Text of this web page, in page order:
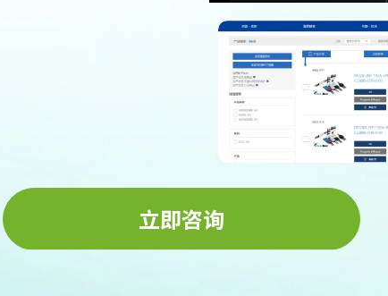
本系列的产品
(规格，图纸，